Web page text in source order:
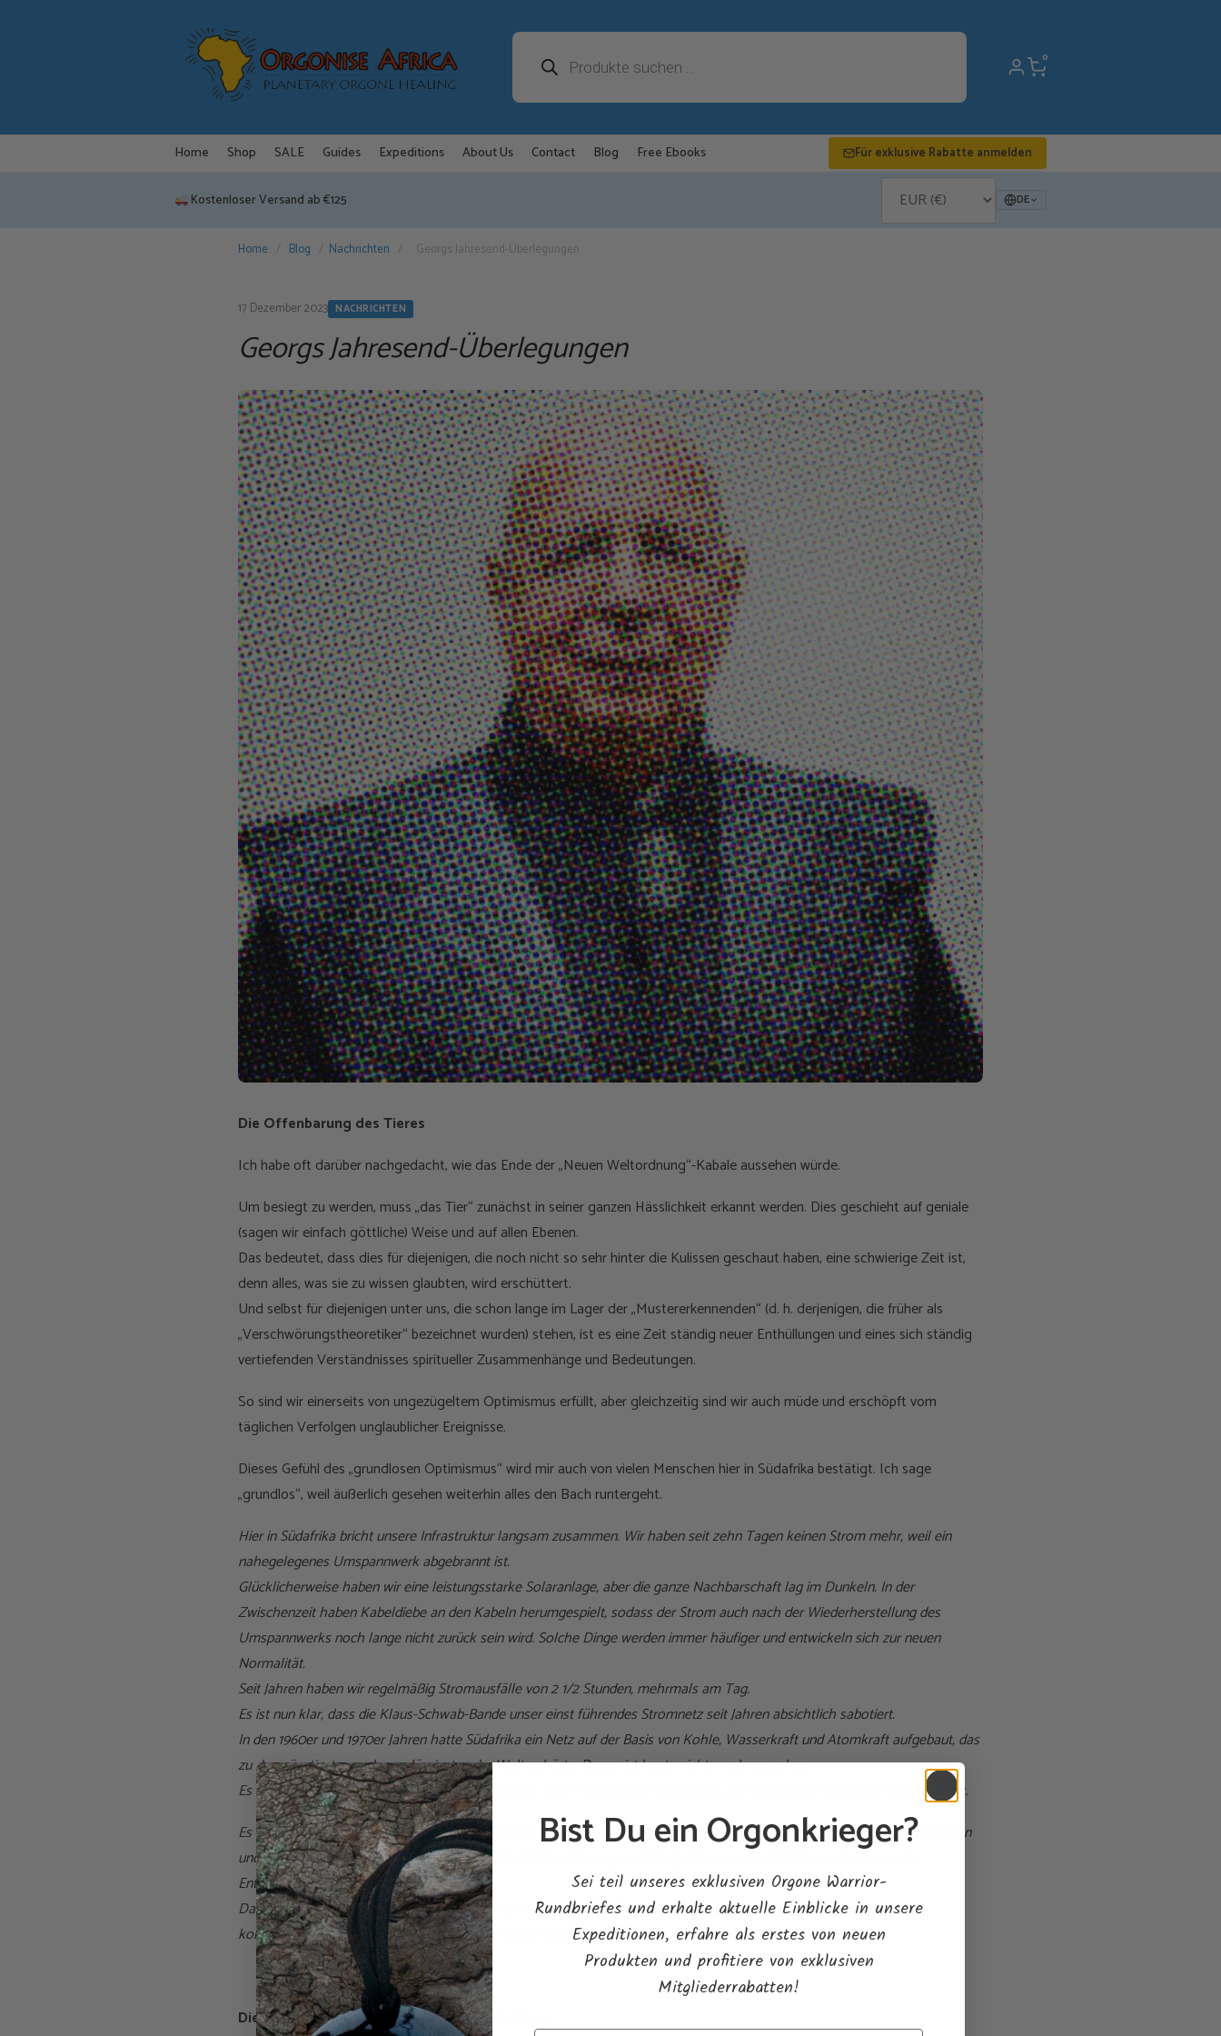
search 0
Home Shop SALE Guides Expeditions About Us Contact Blog Free Ebooks Für exklusive Rabatte anmelden
Kostenloser Versand ab €125 DE
Home / Blog / Nachrichten / Georgs Jahresend-Überlegungen
17 Dezember 2023 NACHRICHTEN
Georgs Jahresend-Überlegungen
Die Offenbarung des Tieres
Ich habe oft darüber nachgedacht, wie das Ende der „Neuen Weltordnung“-Kabale aussehen würde.
Um besiegt zu werden, muss „das Tier“ zunächst in seiner ganzen Hässlichkeit erkannt werden. Dies geschieht auf geniale
(sagen wir einfach göttliche) Weise und auf allen Ebenen.
Das bedeutet, dass dies für diejenigen, die noch nicht so sehr hinter die Kulissen geschaut haben, eine schwierige Zeit ist,
denn alles, was sie zu wissen glaubten, wird erschüttert.
Und selbst für diejenigen unter uns, die schon lange im Lager der „Mustererkennenden“ (d. h. derjenigen, die früher als
„Verschwörungstheoretiker“ bezeichnet wurden) stehen, ist es eine Zeit ständig neuer Enthüllungen und eines sich ständig
vertiefenden Verständnisses spiritueller Zusammenhänge und Bedeutungen.
So sind wir einerseits von ungezügeltem Optimismus erfüllt, aber gleichzeitig sind wir auch müde und erschöpft vom
täglichen Verfolgen unglaublicher Ereignisse.
Dieses Gefühl des „grundlosen Optimismus“ wird mir auch von vielen Menschen hier in Südafrika bestätigt. Ich sage
„grundlos“, weil äußerlich gesehen weiterhin alles den Bach runtergeht.
Hier in Südafrika bricht unsere Infrastruktur langsam zusammen. Wir haben seit zehn Tagen keinen Strom mehr, weil ein
nahegelegenes Umspannwerk abgebrannt ist.
Glücklicherweise haben wir eine leistungsstarke Solaranlage, aber die ganze Nachbarschaft lag im Dunkeln. In der
Zwischenzeit haben Kabeldiebe an den Kabeln herumgespielt, sodass der Strom auch nach der Wiederherstellung des
Umspannwerks noch lange nicht zurück sein wird. Solche Dinge werden immer häufiger und entwickeln sich zur neuen
Normalität.
Seit Jahren haben wir regelmäßig Stromausfälle von 2 1/2 Stunden, mehrmals am Tag.
Es ist nun klar, dass die Klaus-Schwab-Bande unser einst führendes Stromnetz seit Jahren absichtlich sabotiert.
In den 1960er und 1970er Jahren hatte Südafrika ein Netz auf der Basis von Kohle, Wasserkraft und Atomkraft aufgebaut, das
zu den günstigsten und zuverlässigsten der Welt gehörte. Davon ist heute nichts mehr zu sehen.
Es ist ziemlich verrückt und absolut apokalyptisch, wenn man darüber nachdenkt, aber wir geraten deswegen nicht in Panik.
Es wird nun immer deutlicher, dass es den Verrückten beim WWF darum geht, die globale wirtschaftliche Basis zu zerstören
und damit auch die Nahrungsgrundlage für die Weltbevölkerung und infolgedessen eine plötzliche und sehr rasche
Entvölkerung herbeizuführen.
Das Ziel ist genau diese Zahl von 500 Millionen Menschen, die übrig bleiben sollen, und von denen die meisten ein
kontrolliertes und überwachtes Leben führen sollen, mehr oder weniger als Sklaven der sogenannten „Eliten“.
Dies wird auf vielfältige Weise vorangetrieben:
Bist Du ein Orgonkrieger?
Sei teil unseres exklusiven Orgone Warrior-
Rundbriefes und erhalte aktuelle Einblicke in unsere
Expeditionen, erfahre als erstes von neuen
Produkten und profitiere von exklusiven
Mitgliederrabatten!